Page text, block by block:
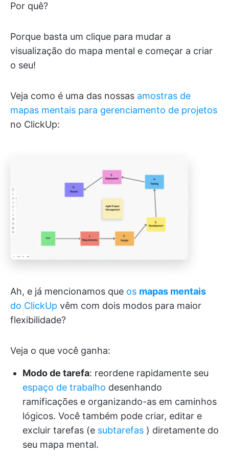
Por quê?
Porque basta um clique para mudar a
visualização do mapa mental e começar a criar
o seu!
Veja como é uma das nossas amostras de
mapas mentais para gerenciamento de projetos
no ClickUp:
Ah, e já mencionamos que os mapas mentais
do ClickUp vêm com dois modos para maior
flexibilidade?
Veja o que você ganha:
Modo de tarefa: reordene rapidamente seu
espaço de trabalho desenhando
ramificações e organizando-as em caminhos
lógicos. Você também pode criar, editar e
excluir tarefas (e subtarefas ) diretamente do
seu mapa mental.